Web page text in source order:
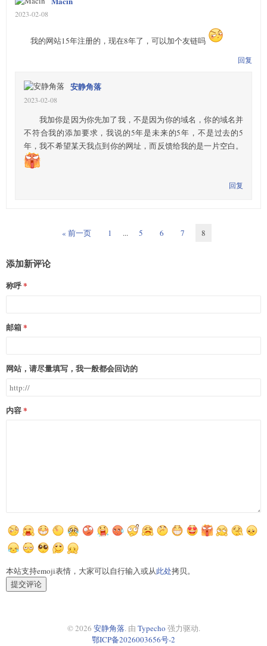
2023-02-08
我的网站15年注册的，现在8年了，可以加个友链吗
回复
安静角落
2023-02-08
我加你是因为你先加了我，不是因为你的域名，你的域名并
不符合我的添加要求，我说的5年是未来的5年，不是过去的5
年，我不希望某天我点到你的网址，而反馈给我的是一片空白。
回复
« 前一页 1 ... 5 6 7 8
添加新评论
称呼
邮箱
网站，请尽量填写，我一般都会回访的
内容
本站支持emoji表情，大家可以自行输入或从此处拷贝。
提交评论
© 2026 安静角落. 由 Typecho 强力驱动.
鄂ICP备2026003656号-2